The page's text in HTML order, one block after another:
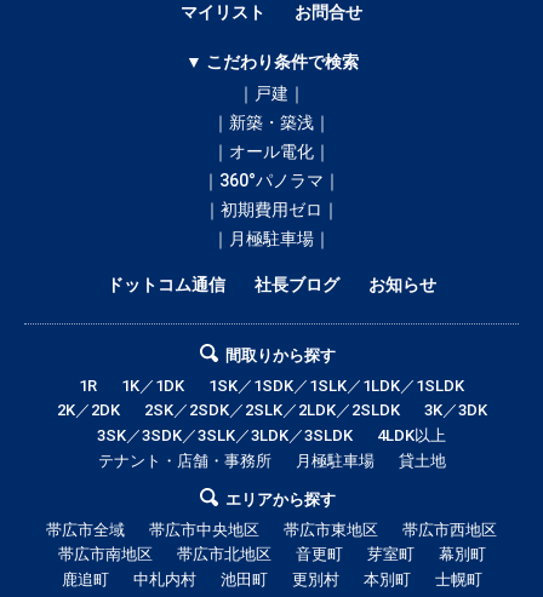
マイリスト
お問合せ
▼ こだわり条件で検索
｜戸建｜
｜新築・築浅｜
｜オール電化｜
｜360°パノラマ｜
｜初期費用ゼロ｜
｜月極駐車場｜
ドットコム通信 社長ブログ お知らせ
間取りから探す
1R
1K／1DK
1SK／1SDK／1SLK／1LDK／1SLDK
2K／2DK
2SK／2SDK／2SLK／2LDK／2SLDK
3K／3DK
3SK／3SDK／3SLK／3LDK／3SLDK
4LDK以上
テナント・店舗・事務所
月極駐車場 貸土地
エリアから探す
帯広市全域
帯広市中央地区 帯広市東地区
帯広市西地区
帯広市南地区
帯広市北地区 音更町 芽室町
幕別町
鹿追町
中札内村 池田町 更別村 本別町
士幌町